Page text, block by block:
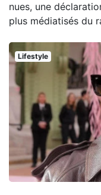
nues, une
plus médiatisés du
Lifestyle